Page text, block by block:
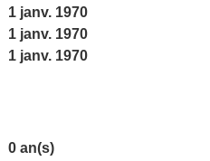
1 janv. 1970
1 janv. 1970
1 janv. 1970
0 an(s)